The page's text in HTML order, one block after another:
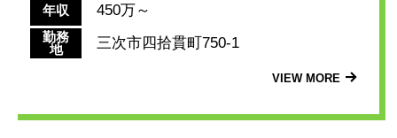
年収 450万～
勤務
地
三次市四拾貫町750-1
VIEW MORE